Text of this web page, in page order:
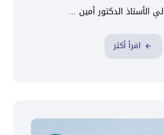
الأستاذ الدكتور أمين ...
اقرأ أكثر